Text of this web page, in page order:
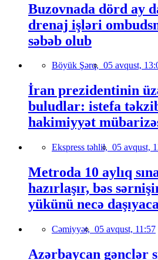
Buzovnada dörd ay
drenaj işləri
səbəb olub
Böyük Şərq, 05 avqust,
İran prezidentinin
buludlar: istefa
hakimiyyət
Ekspress təhlil, 05 avqust,
Metroda 10 aylıq
hazırlaşır, bəs
yükünü necə
Cəmiyyət, 05 avqust, 11:57
Azərbaycan gənclər